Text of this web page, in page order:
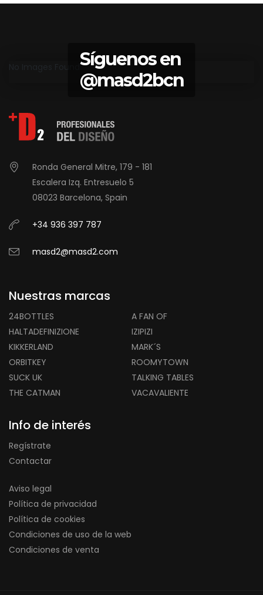
Síguenos en
@masd2bcn
Ronda General Mitre, 179 - 181
Escalera Izq. Entresuelo 5
08023 Barcelona, Spain
+34 936 397 787
masd2@masd2.com
Nuestras marcas
24BOTTLES
A FAN OF
HALTADEFINIZIONE
IZIPIZI
KIKKERLAND
MARK´S
ORBITKEY
ROOMYTOWN
SUCK UK
TALKING TABLES
THE CATMAN
VACAVALIENTE
Info de interés
Regístrate
Contactar
Aviso legal
Política de privacidad
Política de cookies
Condiciones de uso de la web
Condiciones de venta